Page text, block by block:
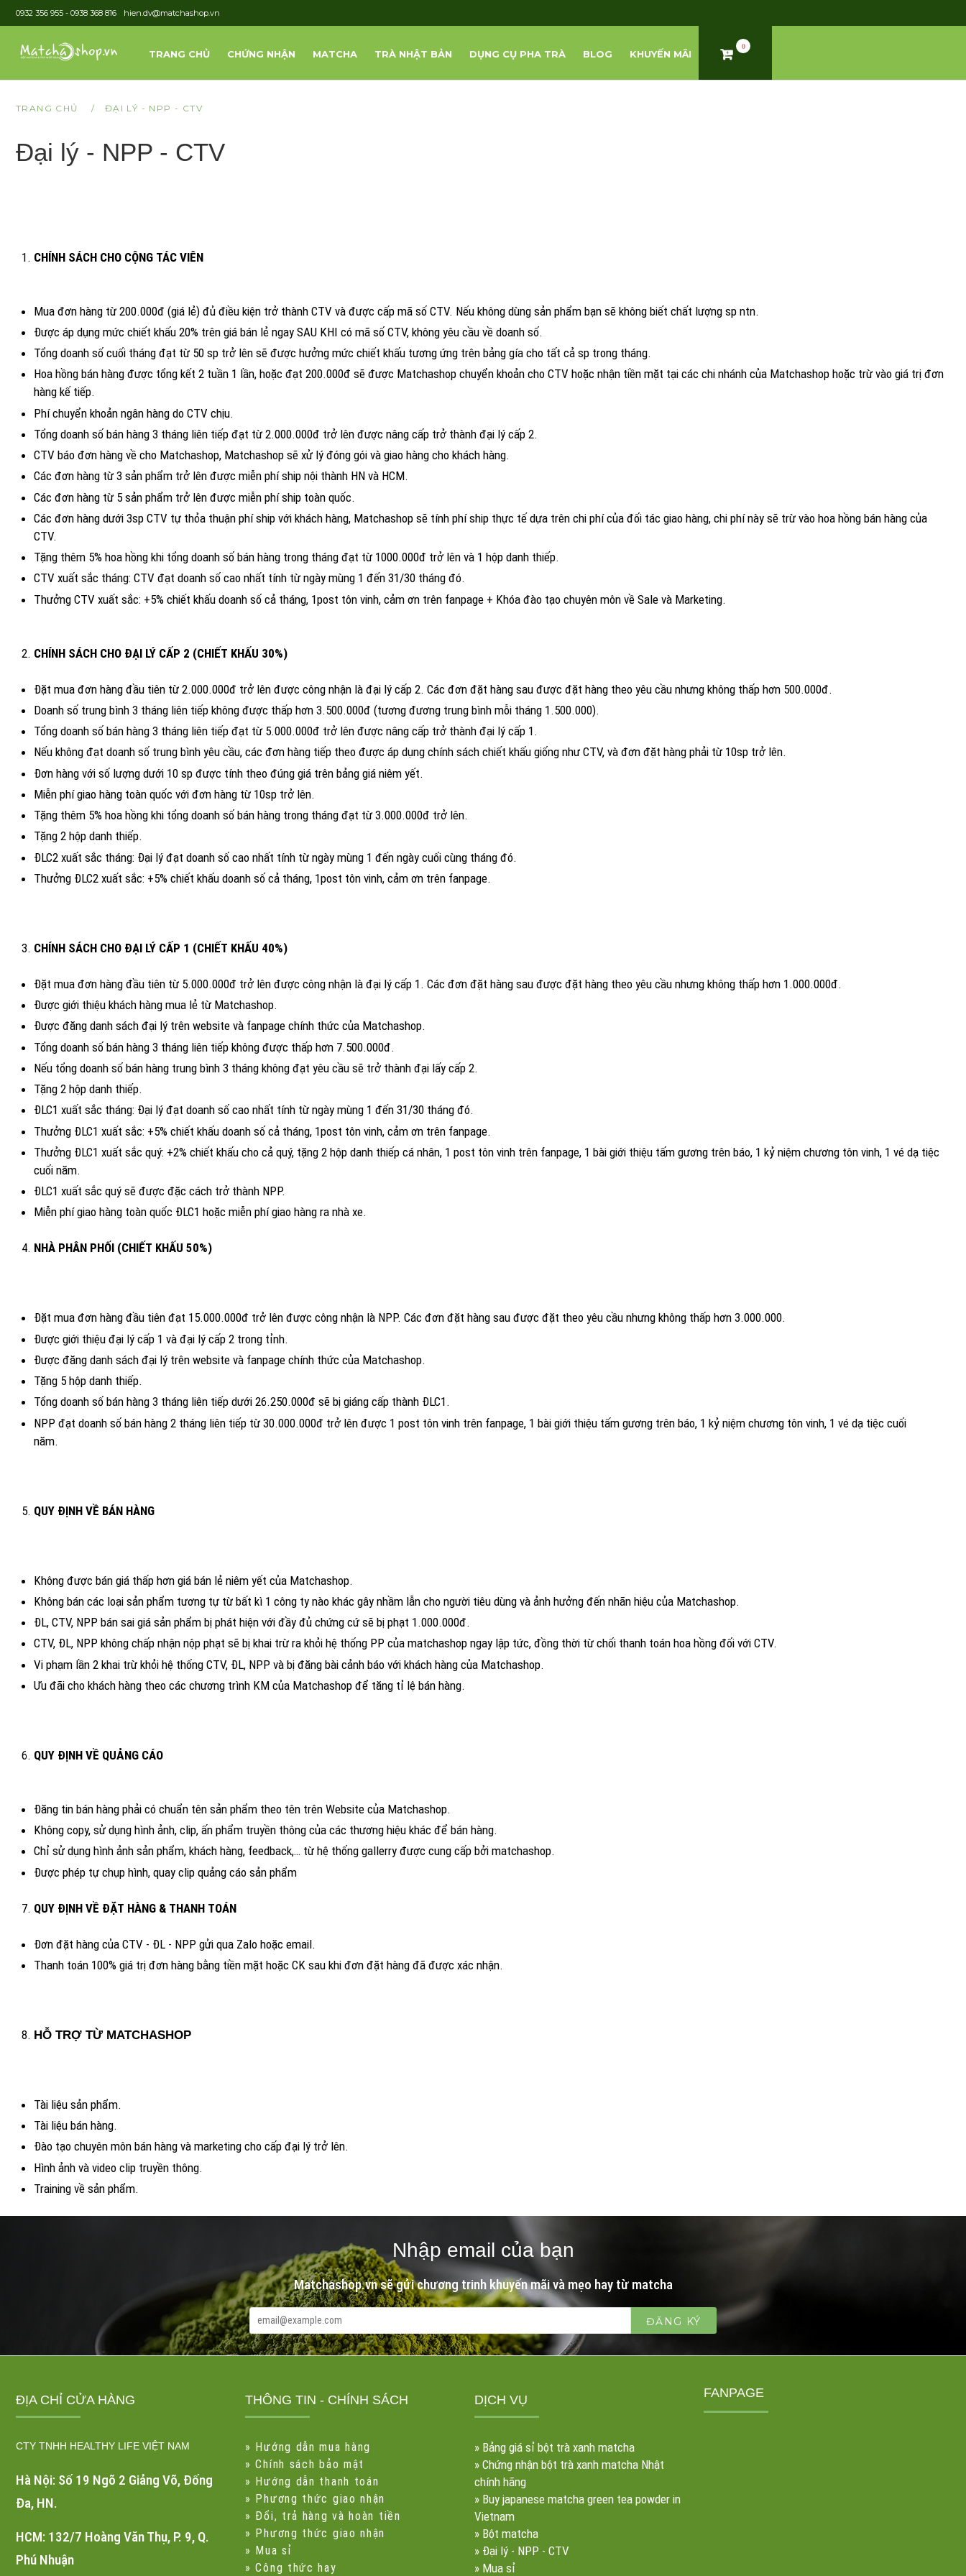
0932 356 955 - 0938 368 816 hien.dv@matchashop.vn
TRANG CHỦ CHỨNG NHẬN MATCHA TRÀ NHẬT BẢN DỤNG CỤ PHA TRÀ BLOG KHUYẾN MÃI
0
TRANG CHỦ / ĐẠI LÝ - NPP - CTV
Đại lý - NPP - CTV
CHÍNH SÁCH CHO CỘNG TÁC VIÊN
Mua đơn hàng từ 200.000đ (giá lẻ) đủ điều kiện trở thành CTV và được cấp mã số CTV. Nếu không dùng sản phẩm bạn sẽ không biết chất lượng sp ntn.
Được áp dụng mức chiết khấu 20% trên giá bán lẻ ngay SAU KHI có mã số CTV, không yêu cầu về doanh số.
Tổng doanh số cuối tháng đạt từ 50 sp trở lên sẽ được hưởng mức chiết khấu tương ứng trên bảng gía cho tất cả sp trong tháng.
Hoa hồng bán hàng được tổng kết 2 tuần 1 lần, hoặc đạt 200.000đ sẽ được Matchashop chuyển khoản cho CTV hoặc nhận tiền mặt tại các chi nhánh của Matchashop hoặc trừ vào giá trị đơn
hàng kế tiếp.
Phí chuyển khoản ngân hàng do CTV chịu.
Tổng doanh số bán hàng 3 tháng liên tiếp đạt từ 2.000.000đ trở lên được nâng cấp trở thành đại lý cấp 2.
CTV báo đơn hàng về cho Matchashop, Matchashop sẽ xử lý đóng gói và giao hàng cho khách hàng.
Các đơn hàng từ 3 sản phẩm trở lên được miễn phí ship nội thành HN và HCM.
Các đơn hàng từ 5 sản phẩm trở lên được miễn phí ship toàn quốc.
Các đơn hàng dưới 3sp CTV tự thỏa thuận phí ship với khách hàng, Matchashop sẽ tính phí ship thực tế dựa trên chi phí của đối tác giao hàng, chi phí này sẽ trừ vào hoa hồng bán hàng của
CTV.
Tặng thêm 5% hoa hồng khi tổng doanh số bán hàng trong tháng đạt từ 1000.000đ trở lên và 1 hộp danh thiếp.
CTV xuất sắc tháng: CTV đạt doanh số cao nhất tính từ ngày mùng 1 đến 31/30 tháng đó.
Thưởng CTV xuất sắc: +5% chiết khấu doanh số cả tháng, 1post tôn vinh, cảm ơn trên fanpage + Khóa đào tạo chuyên môn về Sale và Marketing.
CHÍNH SÁCH CHO ĐẠI LÝ CẤP 2 (CHIẾT KHẤU 30%)
Đặt mua đơn hàng đầu tiên từ 2.000.000đ trở lên được công nhận là đại lý cấp 2. Các đơn đặt hàng sau được đặt hàng theo yêu cầu nhưng không thấp hơn 500.000đ.
Doanh số trung bình 3 tháng liên tiếp không được thấp hơn 3.500.000đ (tương đương trung bình mỗi tháng 1.500.000).
Tổng doanh số bán hàng 3 tháng liên tiếp đạt từ 5.000.000đ trở lên được nâng cấp trở thành đại lý cấp 1.
Nếu không đạt doanh số trung bình yêu cầu, các đơn hàng tiếp theo được áp dụng chính sách chiết khấu giống như CTV, và đơn đặt hàng phải từ 10sp trở lên.
Đơn hàng với số lượng dưới 10 sp được tính theo đúng giá trên bảng giá niêm yết.
Miễn phí giao hàng toàn quốc với đơn hàng từ 10sp trở lên.
Tặng thêm 5% hoa hồng khi tổng doanh số bán hàng trong tháng đạt từ 3.000.000đ trở lên.
Tặng 2 hộp danh thiếp.
ĐLC2 xuất sắc tháng: Đại lý đạt doanh số cao nhất tính từ ngày mùng 1 đến ngày cuối cùng tháng đó.
Thưởng ĐLC2 xuất sắc: +5% chiết khấu doanh số cả tháng, 1post tôn vinh, cảm ơn trên fanpage.
CHÍNH SÁCH CHO ĐẠI LÝ CẤP 1 (CHIẾT KHẤU 40%)
Đặt mua đơn hàng đầu tiên từ 5.000.000đ trở lên được công nhận là đại lý cấp 1. Các đơn đặt hàng sau được đặt hàng theo yêu cầu nhưng không thấp hơn 1.000.000đ.
Được giới thiệu khách hàng mua lẻ từ Matchashop.
Được đăng danh sách đại lý trên website và fanpage chính thức của Matchashop.
Tổng doanh số bán hàng 3 tháng liên tiếp không được thấp hơn 7.500.000đ.
Nếu tổng doanh số bán hàng trung bình 3 tháng không đạt yêu cầu sẽ trở thành đại lấy cấp 2.
Tặng 2 hộp danh thiếp.
ĐLC1 xuất sắc tháng: Đại lý đạt doanh số cao nhất tính từ ngày mùng 1 đến 31/30 tháng đó.
Thưởng ĐLC1 xuất sắc: +5% chiết khấu doanh số cả tháng, 1post tôn vinh, cảm ơn trên fanpage.
Thưởng ĐLC1 xuất sắc quý: +2% chiết khấu cho cả quý, tặng 2 hộp danh thiếp cá nhân, 1 post tôn vinh trên fanpage, 1 bài giới thiệu tấm gương trên báo, 1 kỷ niệm chương tôn vinh, 1 vé dạ tiệc
cuối năm.
ĐLC1 xuất sắc quý sẽ được đặc cách trở thành NPP.
Miễn phí giao hàng toàn quốc ĐLC1 hoặc miễn phí giao hàng ra nhà xe.
NHÀ PHÂN PHỐI (CHIẾT KHẤU 50%)
Đặt mua đơn hàng đầu tiên đạt 15.000.000đ trở lên được công nhận là NPP. Các đơn đặt hàng sau được đặt theo yêu cầu nhưng không thấp hơn 3.000.000.
Được giới thiệu đại lý cấp 1 và đại lý cấp 2 trong tỉnh.
Được đăng danh sách đại lý trên website và fanpage chính thức của Matchashop.
Tặng 5 hộp danh thiếp.
Tổng doanh số bán hàng 3 tháng liên tiếp dưới 26.250.000đ sẽ bị giáng cấp thành ĐLC1.
NPP đạt doanh số bán hàng 2 tháng liên tiếp từ 30.000.000đ trở lên được 1 post tôn vinh trên fanpage, 1 bài giới thiệu tấm gương trên báo, 1 kỷ niệm chương tôn vinh, 1 vé dạ tiệc cuối
năm.
QUY ĐỊNH VỀ BÁN HÀNG
Không được bán giá thấp hơn giá bán lẻ niêm yết của Matchashop.
Không bán các loại sản phẩm tương tự từ bất kì 1 công ty nào khác gây nhầm lẫn cho người tiêu dùng và ảnh hưởng đến nhãn hiệu của Matchashop.
ĐL, CTV, NPP bán sai giá sản phẩm bị phát hiện với đầy đủ chứng cứ sẽ bị phạt 1.000.000đ.
CTV, ĐL, NPP không chấp nhận nộp phạt sẽ bị khai trừ ra khỏi hệ thống PP của matchashop ngay lập tức, đồng thời từ chối thanh toán hoa hồng đối với CTV.
Vi phạm lần 2 khai trừ khỏi hệ thống CTV, ĐL, NPP và bị đăng bài cảnh báo với khách hàng của Matchashop.
Ưu đãi cho khách hàng theo các chương trình KM của Matchashop để tăng tỉ lệ bán hàng.
QUY ĐỊNH VỀ QUẢNG CÁO
Đăng tin bán hàng phải có chuẩn tên sản phẩm theo tên trên Website của Matchashop.
Không copy, sử dụng hình ảnh, clip, ấn phẩm truyền thông của các thương hiệu khác để bán hàng.
Chỉ sử dụng hình ảnh sản phẩm, khách hàng, feedback,… từ hệ thống gallerry được cung cấp bởi matchashop.
Được phép tự chụp hình, quay clip quảng cáo sản phẩm
QUY ĐỊNH VỀ ĐẶT HÀNG & THANH TOÁN
Đơn đặt hàng của CTV - ĐL - NPP gửi qua Zalo hoặc email.
Thanh toán 100% giá trị đơn hàng bằng tiền mặt hoặc CK sau khi đơn đặt hàng đã được xác nhận.
HỖ TRỢ TỪ MATCHASHOP
Tài liệu sản phẩm.
Tài liệu bán hàng.
Đào tạo chuyên môn bán hàng và marketing cho cấp đại lý trở lên.
Hình ảnh và video clip truyền thông.
Training về sản phẩm.
Nhập email của bạn
Matchashop.vn sẽ gửi chương trinh khuyến mãi và mẹo hay từ matcha
ĐỊA CHỈ CỬA HÀNG
CTY TNHH HEALTHY LIFE VIỆT NAM
Hà Nội: Số 19 Ngõ 2 Giảng Võ, Đống
Đa, HN.
HCM: 132/7 Hoàng Văn Thụ, P. 9, Q.
Phú Nhuận
THÔNG TIN - CHÍNH SÁCH
» Hướng dẫn mua hàng
»Chính sách bảo mật
» Hướng dẫn thanh toán
» Phương thức giao nhận
» Đổi, trả hàng và hoàn tiền
» Phương thức giao nhận
» Mua sỉ
»Công thức hay
DỊCH VỤ
» Bảng giá sỉ bột trà xanh matcha
» Chứng nhận bột trà xanh matcha Nhật
chính hãng
» Buy japanese matcha green tea powder in
Vietnam
» Bột matcha
» Đại lý - NPP - CTV
» Mua sỉ
FANPAGE